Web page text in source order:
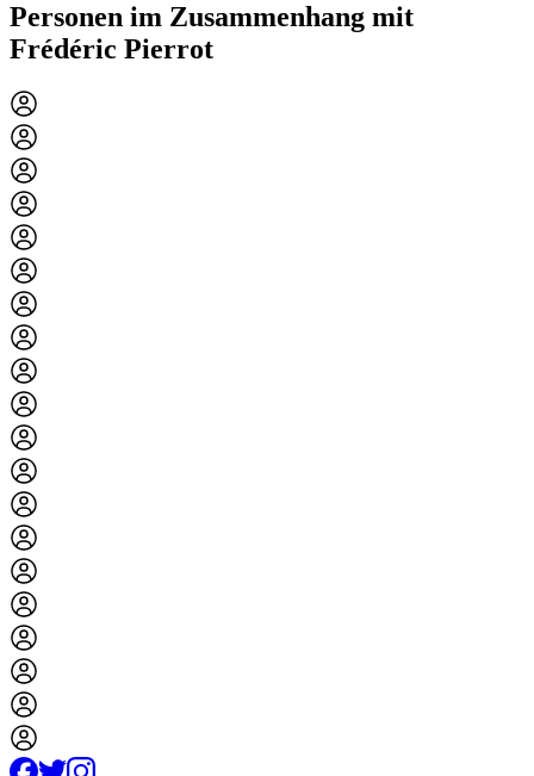
Personen im Zusammenhang mit
Frédéric Pierrot